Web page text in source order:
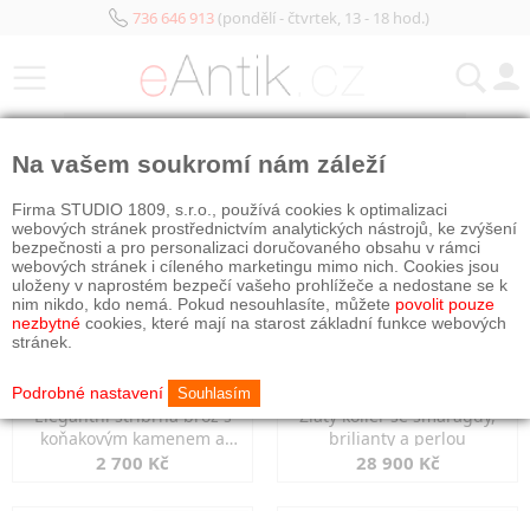
736 646 913(pondělí - čtvrtek, 13 - 18 hod.)
Elegantní stříbrná brož s
koňakovým kamenem a
markazity
2 700 Kč
Zlatý kolier se smaragdy,
brilianty a perlou
28 900 Kč
Na vašem soukromí nám záleží
Firma STUDIO 1809, s.r.o., používá cookies k optimalizaci
webových stránek prostřednictvím analytických nástrojů, ke zvýšení
bezpečnosti a pro personalizaci doručovaného obsahu v rámci
webových stránek i cíleného marketingu mimo nich. Cookies jsou
uloženy v naprostém bezpečí vašeho prohlížeče a nedostane se k
nim nikdo, kdo nemá. Pokud nesouhlasíte, můžete povolit pouze
nezbytné cookies, které mají na starost základní funkce webových
stránek.
Podrobné nastavení Souhlasím